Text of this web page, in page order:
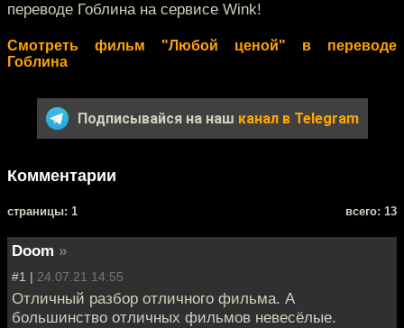
переводе Гоблина на сервисе Wink!
Смотреть фильм "Любой ценой" в переводе
Гоблина
Подписывайся на наш канал в Telegram
Комментарии
cтраницы: 1 всего: 13
Doom »
#1 | 24.07.21 14:55
Отличный разбор отличного фильма. А
большинство отличных фильмов невесёлые.